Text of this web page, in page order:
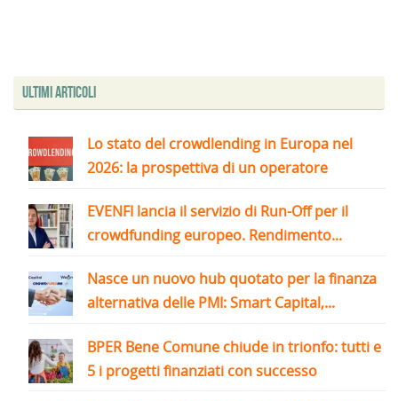
Ultimi articoli
Lo stato del crowdlending in Europa nel
2026: la prospettiva di un operatore
EVENFI lancia il servizio di Run-Off per il
crowdfunding europeo. Rendimento...
Nasce un nuovo hub quotato per la finanza
alternativa delle PMI: Smart Capital,...
BPER Bene Comune chiude in trionfo: tutti e
5 i progetti finanziati con successo